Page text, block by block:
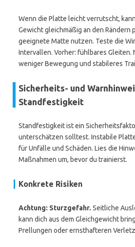
Wenn die Platte leicht verrutscht,
Gewicht gleichmäßig an den Rändern
geeignete Matte nutzen. Teste die
Intervallen. Vorher: fühlbares Gleiten.
weniger Bewegung und stabileres
Sicherheits- und
Standfestigkeit
Standfestigkeit ist ein
unterschätzen solltest. Instabile
für Unfälle und Schäden. Lies die
Maßnahmen um, bevor du trainierst.
Konkrete Risiken
Achtung: Sturzgefahr. Seitliche
kann dich aus dem Gleichgewicht
Prellungen oder ernsthafteren